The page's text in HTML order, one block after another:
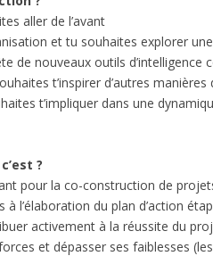
aller de l’avant
et tu souhaites explorer
de nouveaux outils d’intelligence
t’inspirer d’autres
t’impliquer dans une
?
pour la co-construction de
à l’élaboration du plan d’action
activement à la réussite du
et dépasser ses faiblesses